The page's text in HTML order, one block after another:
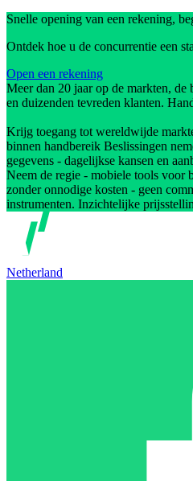
Snelle opening van een rekening,
Ontdek hoe u de concurrentie een
Open een rekening
Meer dan 20 jaar op de markten, de
en duizenden tevreden klanten.
Krijg toegang tot wereldwijde
binnen handbereik Beslissingen
gegevens - dagelijkse kansen en
Neem de regie - mobiele tools voor
zonder onnodige kosten - geen
instrumenten. Inzichtelijke
Netherland